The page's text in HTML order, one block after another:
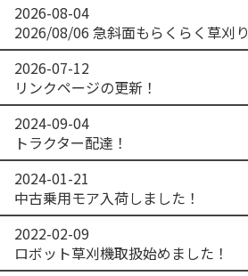
2026-08-04
2026/08/06 急斜面もらくらく草刈り
2026-07-12
リンクページの更新！
2024-09-04
トラクター配達！
2024-01-21
中古乗用モア入荷しました！
2022-02-09
ロボット草刈機取扱始めました！